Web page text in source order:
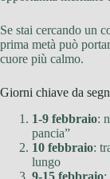
Se stai cercando un
prima metà può
cuore più calmo.
Giorni chiave da
1-9 febbraio:
pancia”
10 febbraio:
lungo
9-15 febbraio: